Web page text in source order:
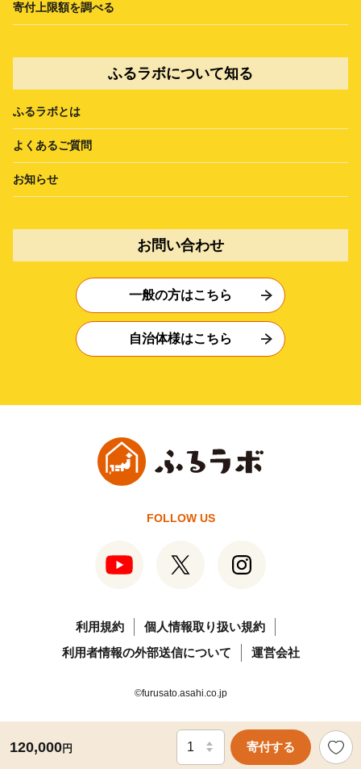
120,000円 寄付する
寄付上限額を調べる
ふるラボについて知る
ふるラボとは
よくあるご質問
お知らせ
お問い合わせ
一般の方はこちら
自治体様はこちら
FOLLOW US
利用規約
個人情報取り扱い規約
利用者情報の外部送信について
運営会社
©furusato.asahi.co.jp